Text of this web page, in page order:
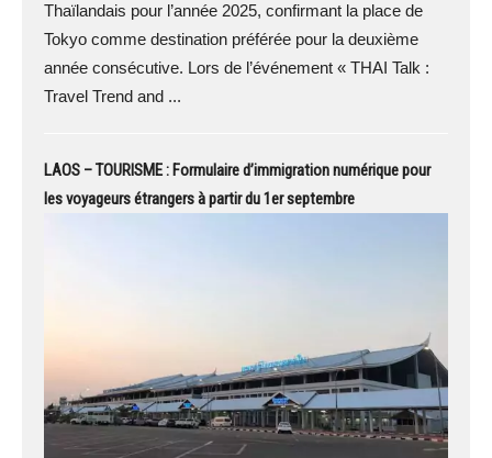
Thaïlandais pour l’année 2025, confirmant la place de
Tokyo comme destination préférée pour la deuxième
année consécutive. Lors de l’événement « THAI Talk :
Travel Trend and ...
LAOS – TOURISME : Formulaire d’immigration numérique pour
les voyageurs étrangers à partir du 1er septembre